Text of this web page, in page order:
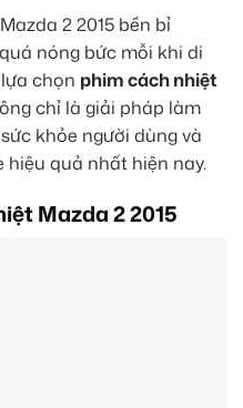
2 2015 bền bỉ
nóng bức mỗi khi di
chọn phim cách nhiệt
chỉ là giải pháp làm
khỏe người dùng và
quả nhất hiện nay.
Mazda 2 2015